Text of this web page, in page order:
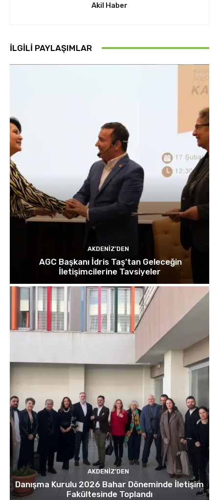
Akil Haber
İLGİLİ PAYLAŞIMLAR
AKDENIZ'DEN
AGC Başkanı İdris Taş’tan Geleceğin
İletişimcilerine Tavsiyeler
AKDENIZ'DEN
Danışma Kurulu 2026 Bahar Döneminde İletişim
Fakültesinde Toplandı